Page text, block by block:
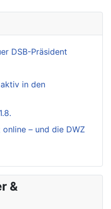
DSB-Präsident
in den
– und die DWZ
&